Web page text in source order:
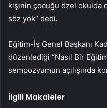
kişinin çocuğu özel okulda
söz yok” dedi.
Eğitim-İş Genel Başkanı
düzenlediği “Nasıl Bir
sempozyumun açılışında
İlgili Makaleler